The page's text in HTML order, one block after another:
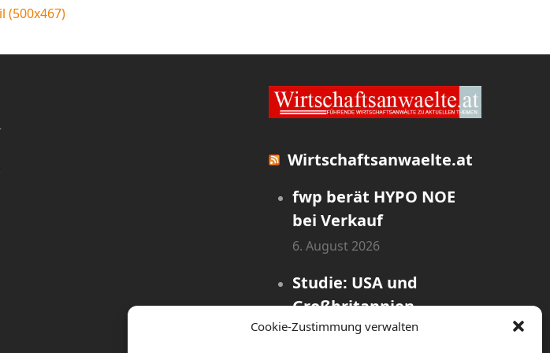
Cookie-Zustimmung verwalten
(500x467)
Wirtschaftsanwaelte.at
fwp berät HYPO NOE
bei Verkauf
6. August 2026
Studie: USA und
Großbritannien
dominieren globales